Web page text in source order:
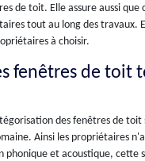
de toit. Elle assure aussi que
tout au long des travaux.
à choisir.
fenêtres de toit
des fenêtres de
Ainsi les propriétaires
phonique et acoustique,